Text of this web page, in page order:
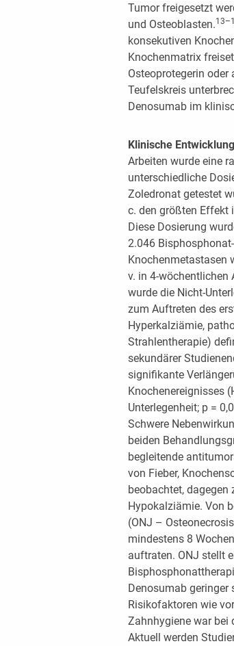
Tumor freigesetzt
und Osteoblasten.
konsekutiven
Knochenmatrix
Osteoprotegerin oder
Teufelskreis
Denosumab im
Klinische
Arbeiten wurde eine
unterschiedliche
Zoledronat getestet
c. den größten Effekt
Diese Dosierung
2.046
Knochenmetastasen
v. in 4-wöchentlichen
wurde die Nicht-
zum Auftreten des
Hyperkalziämie,
Strahlentherapie)
sekundärer
signifikante
Knochenereignisses
Unterlegenheit; p =
Schwere
beiden
begleitende
von Fieber,
beobachtet, dagegen
Hypokalziämie. Von
(ONJ –
mindestens 8
auftraten. ONJ stellt
Denosumab geringer
Risikofaktoren wie
Zahnhygiene war bei
Aktuell werden